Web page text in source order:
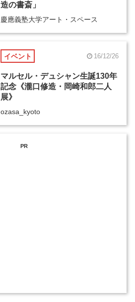
造の書斎」
慶應義塾大学アート・スペース
イベント 16/12/26
マルセル・デュシャン生誕130年
記念《瀧口修造・岡崎和郎二人
展》
ozasa_kyoto
PR